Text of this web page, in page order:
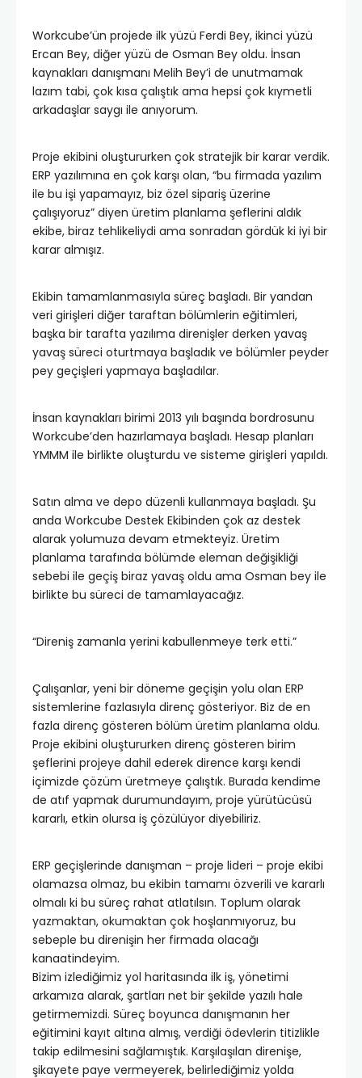
Workcube’ün projede ilk yüzü Ferdi Bey, ikinci yüzü
Ercan Bey, diğer yüzü de Osman Bey oldu. İnsan
kaynakları danışmanı Melih Bey’i de unutmamak
lazım tabi, çok kısa çalıştık ama hepsi çok kıymetli
arkadaşlar saygı ile anıyorum.
Proje ekibini oluştururken çok stratejik bir karar verdik.
ERP yazılımına en çok karşı olan, “bu firmada yazılım
ile bu işi yapamayız, biz özel sipariş üzerine
çalışıyoruz” diyen üretim planlama şeflerini aldık
ekibe, biraz tehlikeliydi ama sonradan gördük ki iyi bir
karar almışız.
Ekibin tamamlanmasıyla süreç başladı. Bir yandan
veri girişleri diğer taraftan bölümlerin eğitimleri,
başka bir tarafta yazılıma direnişler derken yavaş
yavaş süreci oturtmaya başladık ve bölümler peyder
pey geçişleri yapmaya başladılar.
İnsan kaynakları birimi 2013 yılı başında bordrosunu
Workcube’den hazırlamaya başladı. Hesap planları
YMMM ile birlikte oluşturdu ve sisteme girişleri yapıldı.
Satın alma ve depo düzenli kullanmaya başladı. Şu
anda Workcube Destek Ekibinden çok az destek
alarak yolumuza devam etmekteyiz. Üretim
planlama tarafında bölümde eleman değişikliği
sebebi ile geçiş biraz yavaş oldu ama Osman bey ile
birlikte bu süreci de tamamlayacağız.
“Direniş zamanla yerini kabullenmeye terk etti.”
Çalışanlar, yeni bir döneme geçişin yolu olan ERP
sistemlerine fazlasıyla direnç gösteriyor. Biz de en
fazla direnç gösteren bölüm üretim planlama oldu.
Proje ekibini oluştururken direnç gösteren birim
şeflerini projeye dahil ederek dirence karşı kendi
içimizde çözüm üretmeye çalıştık. Burada kendime
de atıf yapmak durumundayım, proje yürütücüsü
kararlı, etkin olursa iş çözülüyor diyebiliriz.
ERP geçişlerinde danışman – proje lideri – proje ekibi
olamazsa olmaz, bu ekibin tamamı özverili ve kararlı
olmalı ki bu süreç rahat atlatılsın. Toplum olarak
yazmaktan, okumaktan çok hoşlanmıyoruz, bu
sebeple bu direnişin her firmada olacağı
kanaatindeyim.
Bizim izlediğimiz yol haritasında ilk iş, yönetimi
arkamıza alarak, şartları net bir şekilde yazılı hale
getirmemizdi. Süreç boyunca danışmanın her
eğitimini kayıt altına almış, verdiği ödevlerin titizlikle
takip edilmesini sağlamıştık. Karşılaşılan direnişe,
şikayete paye vermeyerek, belirlediğimiz yolda